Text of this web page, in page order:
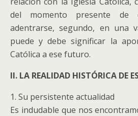
del momento presente de
adentrarse, segundo, en una
puede y debe significar la
Católica a ese futuro.
II. LA REALIDAD HISTÓRICA DE
1. Su persistente actualidad
Es indudable que nos